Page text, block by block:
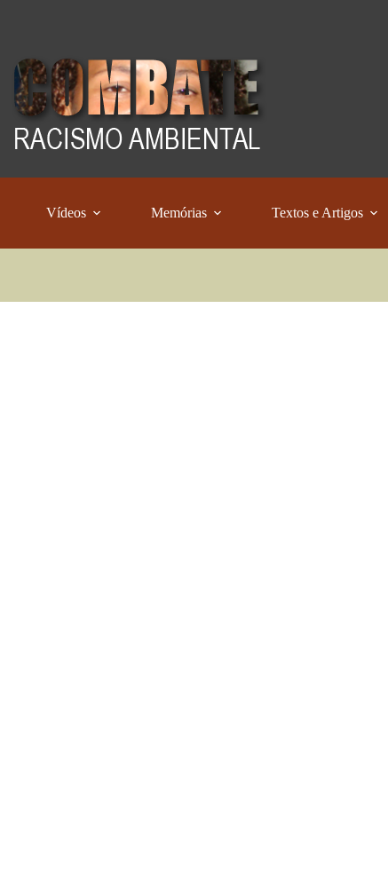
Vídeos Memórias Textos e Artigos